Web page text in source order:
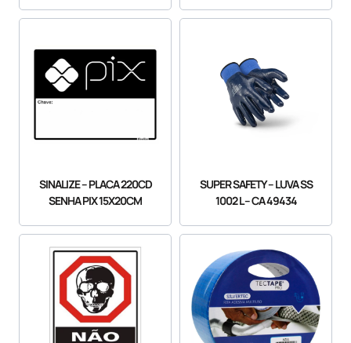
SINALIZE – PLACA 220CD
SENHA PIX 15X20CM
SUPER SAFETY – LUVA SS
1002 L – CA 49434